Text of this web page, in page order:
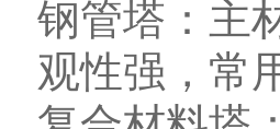
钢管塔：主
观性强，常